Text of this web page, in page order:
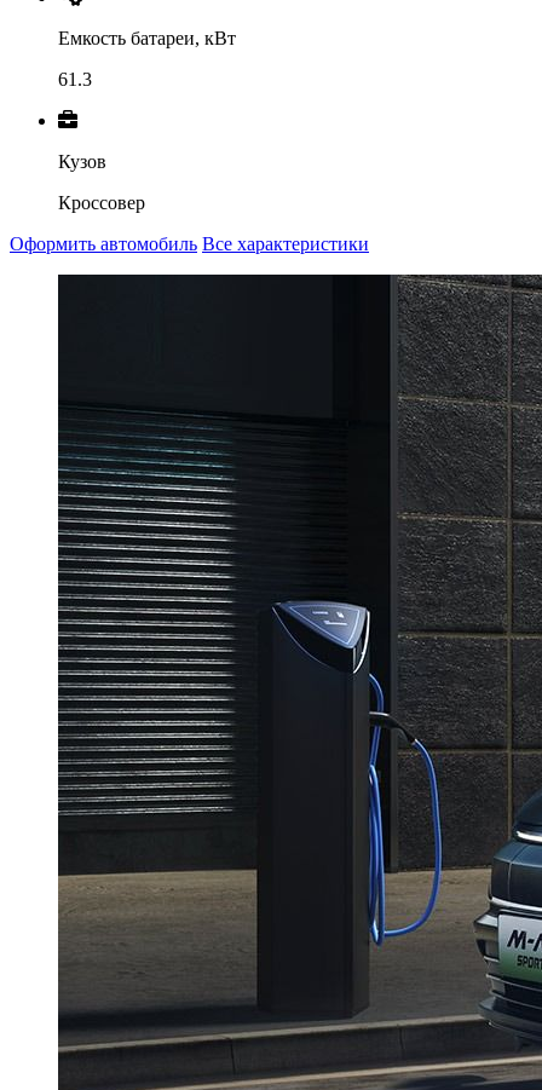
Емкость батареи, кВт
61.3
Кузов
Кроссовер
Оформить автомобиль Все характеристики